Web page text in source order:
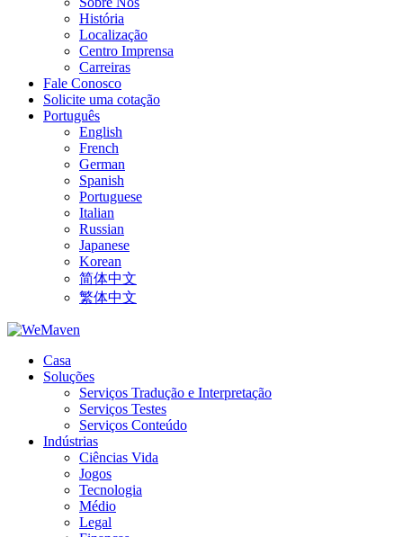
História
Localização
Centro Imprensa
Carreiras
Fale Conosco
Solicite uma cotação
Português
English
French
German
Spanish
Portuguese
Italian
Russian
Japanese
Korean
简体中文
繁体中文
Casa
Soluções
Serviços Tradução e Interpretação
Serviços Testes
Serviços Conteúdo
Indústrias
Ciências Vida
Jogos
Tecnologia
Médio
Legal